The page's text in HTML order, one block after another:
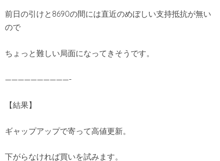
前日の引けと8690の間には直近のめぼしい支持抵抗が無い
ので
ちょっと難しい局面になってきそうです。
——————————-
【結果】
ギャップアップで寄って高値更新。
下がらなければ買いを試みます。